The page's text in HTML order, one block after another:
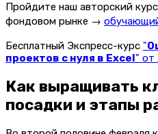
Пройдите наш авторский
фондовом рынке →
Бесплатный Экспресс-курс "
проектов с нуля в Excel " от
Как выращивать
посадки и этапы